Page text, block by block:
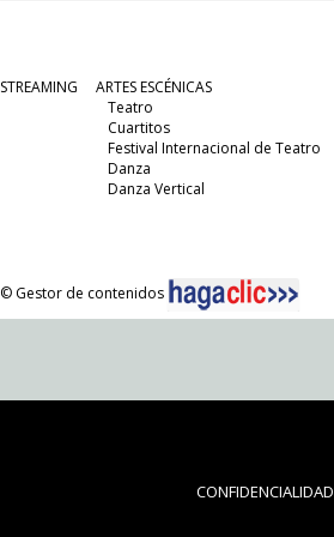
STREAMING
ARTES ESCÉNICAS
Teatro
Cuartitos
Festival Internacional de Teatro
Danza
Danza Vertical
© Gestor de contenidos
CONFIDENCIALIDAD